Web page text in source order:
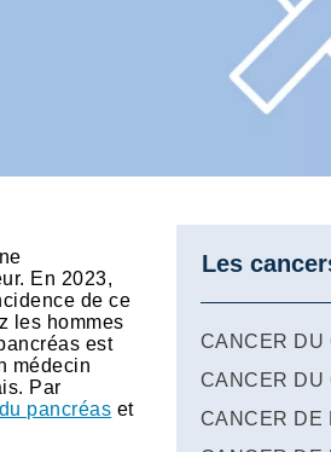
En 2023,
de ce
les hommes
est
médecin
Par
pancréas et
Les
CANCER DU
CANCER DU
CANCER DE